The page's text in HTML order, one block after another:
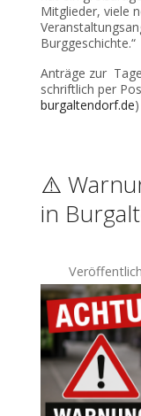
Mitglieder, viele
Burggeschichte.“
Anträge zur
schriftlich per
burgaltendorf.de
⚠️
in